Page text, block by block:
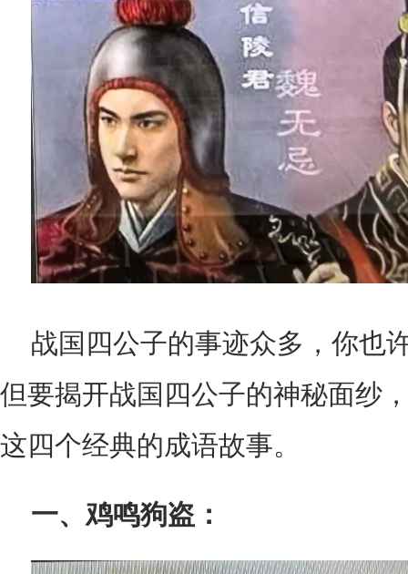
战国四公子的事迹众多，你也
但要揭开战国四公子的神秘面纱
这四个经典的成语故事。
一、鸡鸣狗盗：